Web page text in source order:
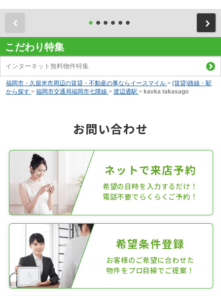
こだわり特集
インターネット無料物件特集
福岡市・久留米市周辺の賃貸・不動産の事ならイースマイル > (賃貸)路線・駅
から探す > 福岡市交通局福岡市七隈線 > 渡辺通駅 > kavka takasago
お問い合わせ
ネットで来店予約
希望の日時を入力するだけ！
電話不要でらくらくご予約！
希望条件登録
お客様のご希望に合わせた
物件をプロ目線でご提案！